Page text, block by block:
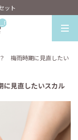
ット
梅雨時期に見直したい
見直したいスカル